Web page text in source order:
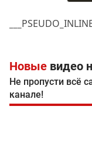
Новые видео
Не пропусти всё
канале!